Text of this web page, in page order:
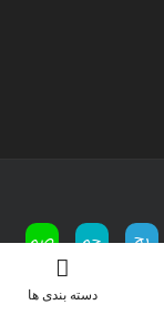
دسته بندی ها